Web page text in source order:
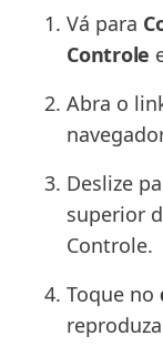
Vá para
Controle
Abra o
Deslize
superior
Controle.
Toque no